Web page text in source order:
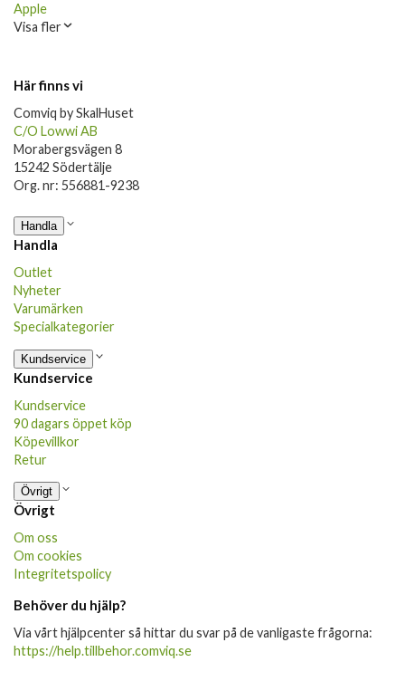
Apple
Visa fler
Här finns vi
Comviq by SkalHuset
C/O Lowwi AB
Morabergsvägen 8
15242 Södertälje
Org. nr: 556881-9238
Handla
Handla
Outlet
Nyheter
Varumärken
Specialkategorier
Kundservice
Kundservice
Kundservice
90 dagars öppet köp
Köpevillkor
Retur
Övrigt
Övrigt
Om oss
Om cookies
Integritetspolicy
Behöver du hjälp?
Via vårt hjälpcenter så hittar du svar på de vanligaste frågorna:
https://help.tillbehor.comviq.se